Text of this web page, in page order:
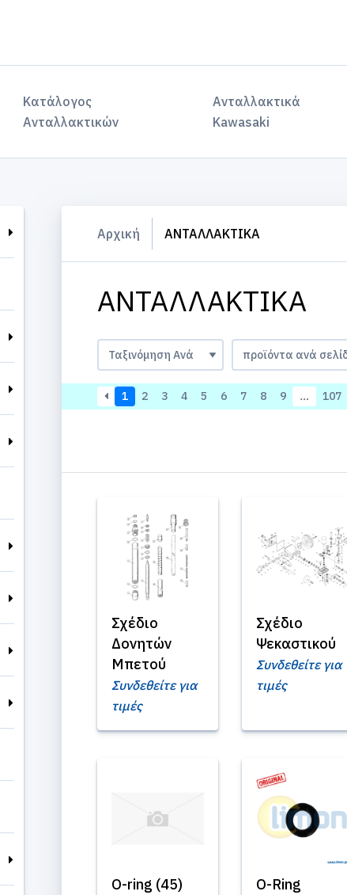
Κατάλογος
Ανταλλακτικών
Ανταλλακτικά
Kawasaki
Αρχική ΑΝΤΑΛΛΑΚΤΙΚΑ
ΑΝΤΑΛΛΑΚΤΙΚΑ
1 2 3 4 5 6 7 8 9 … 107
Σχέδιο
Δονητών
Μπετού
Συνδεθείτε για
τιμές
Σχέδιο
Ψεκαστικού
Συνδεθείτε για
τιμές
O-ring (45)
O-Ring